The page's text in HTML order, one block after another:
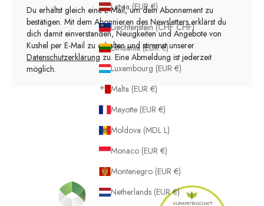
Latvia (EUR €)
Liechtenstein (CHF CHF)
Lithuania (EUR €)
Luxembourg (EUR €)
Malta (EUR €)
Mayotte (EUR €)
Moldova (MDL L)
Monaco (EUR €)
Montenegro (EUR €)
Netherlands (EUR €)
Du erhältst gleich eine E-Mail, um dein Abonnement zu
bestätigen. Mit dem Abonnieren des Newsletters erklärst du
dich damit einverstanden, Neuigkeiten und Angebote von
Kushel per E-Mail zu erhalten und stimmst unserer
Datenschutzerklärung zu. Eine Abmeldung ist jederzeit
möglich.